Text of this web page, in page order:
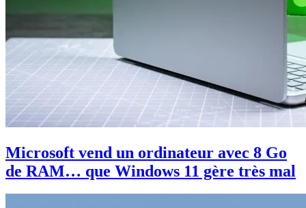
Microsoft vend un ordinateur avec 8 Go
de RAM… que Windows 11 gère très mal